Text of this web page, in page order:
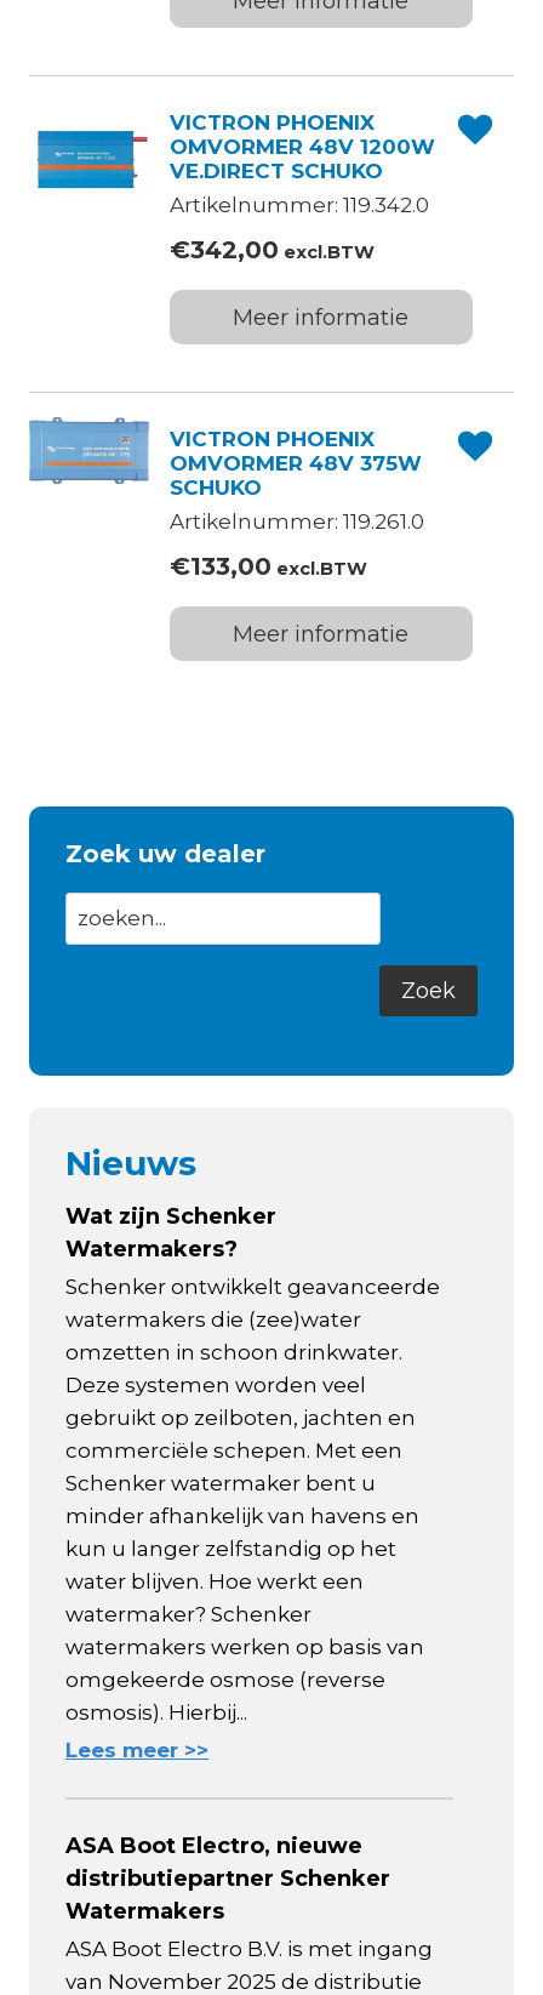
VICTRON PHOENIX
OMVORMER 48V 1200W
VE.DIRECT SCHUKO
Artikelnummer: 119.342.0
€342,00 excl.BTW
Meer informatie
VICTRON PHOENIX
OMVORMER 48V 375W
SCHUKO
Artikelnummer: 119.261.0
€133,00 excl.BTW
Meer informatie
Zoek uw dealer
Nieuws
Wat zijn Schenker
Watermakers?
Schenker ontwikkelt geavanceerde
watermakers die (zee)water
omzetten in schoon drinkwater.
Deze systemen worden veel
gebruikt op zeilboten, jachten en
commerciële schepen. Met een
Schenker watermaker bent u
minder afhankelijk van havens en
kun u langer zelfstandig op het
water blijven. Hoe werkt een
watermaker? Schenker
watermakers werken op basis van
omgekeerde osmose (reverse
osmosis). Hierbij...
Lees meer >>
ASA Boot Electro, nieuwe
distributiepartner Schenker
Watermakers
ASA Boot Electro B.V. is met ingang
van November 2025 de distributie